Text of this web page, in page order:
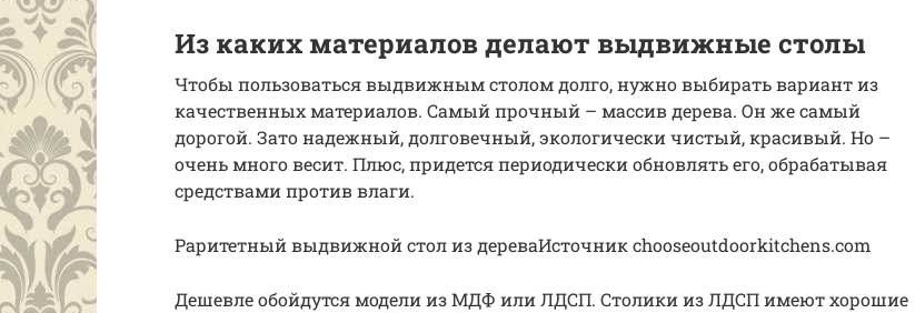
Из каких материалов делают выдвижные столы
Чтобы пользоваться выдвижным столом долго, нужно выбирать вариант из
качественных материалов. Самый прочный – массив дерева. Он же самый
дорогой. Зато надежный, долговечный, экологически чистый, красивый. Но –
очень много весит. Плюс, придется периодически обновлять его, обрабатывая
средствами против влаги.
Раритетный выдвижной стол из дереваИсточник chooseoutdoorkitchens.com
Дешевле обойдутся модели из МДФ или ЛДСП. Столики из ЛДСП имеют хорошие